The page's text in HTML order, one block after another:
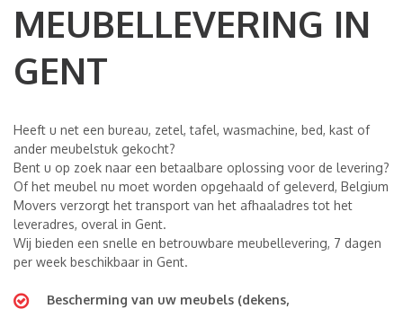
MEUBELLEVERING IN
GENT
Heeft u net een bureau, zetel, tafel, wasmachine, bed, kast of
ander meubelstuk gekocht?
Bent u op zoek naar een betaalbare oplossing voor de levering?
Of het meubel nu moet worden opgehaald of geleverd, Belgium
Movers verzorgt het transport van het afhaaladres tot het
leveradres, overal in Gent.
Wij bieden een snelle en betrouwbare meubellevering, 7 dagen
per week beschikbaar in Gent.
Bescherming van uw meubels (dekens,